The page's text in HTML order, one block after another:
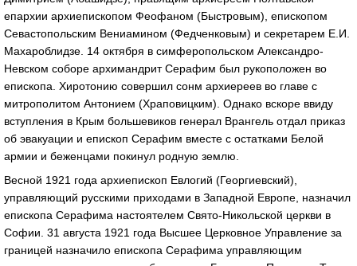
епархии архиепископом Феофаном (Быстровым), епископом
Севастопольским Вениамином (Федченковым) и секретарем Е.И.
Махароблидзе. 14 октября в симферопольском Александро-
Невском соборе архимандрит Серафим был рукоположен во
епископа. Хиротонию совершил сонм архиереев во главе с
митрополитом Антонием (Храповицким). Однако вскоре ввиду
вступления в Крым большевиков генерал Врангель отдал приказ
об эвакуации и епископ Серафим вместе с остатками Белой
армии и беженцами покинул родную землю.
Весной 1921 года архиепископ Евлогий (Георгиевский),
управляющий русскими приходами в Западной Европе, назначил
епископа Серафима настоятелем Свято-Никольской церкви в
Софии. 31 августа 1921 года Высшее Церковное Управление за
границей назначило епископа Серафима управляющим